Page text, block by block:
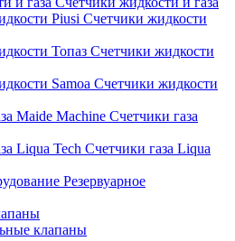
Счетчики жидкости
Счетчики жидкости
Счетчики жидкости
Счетчики газа
Счетчики газа Liqua
Резервуарное
клапаны